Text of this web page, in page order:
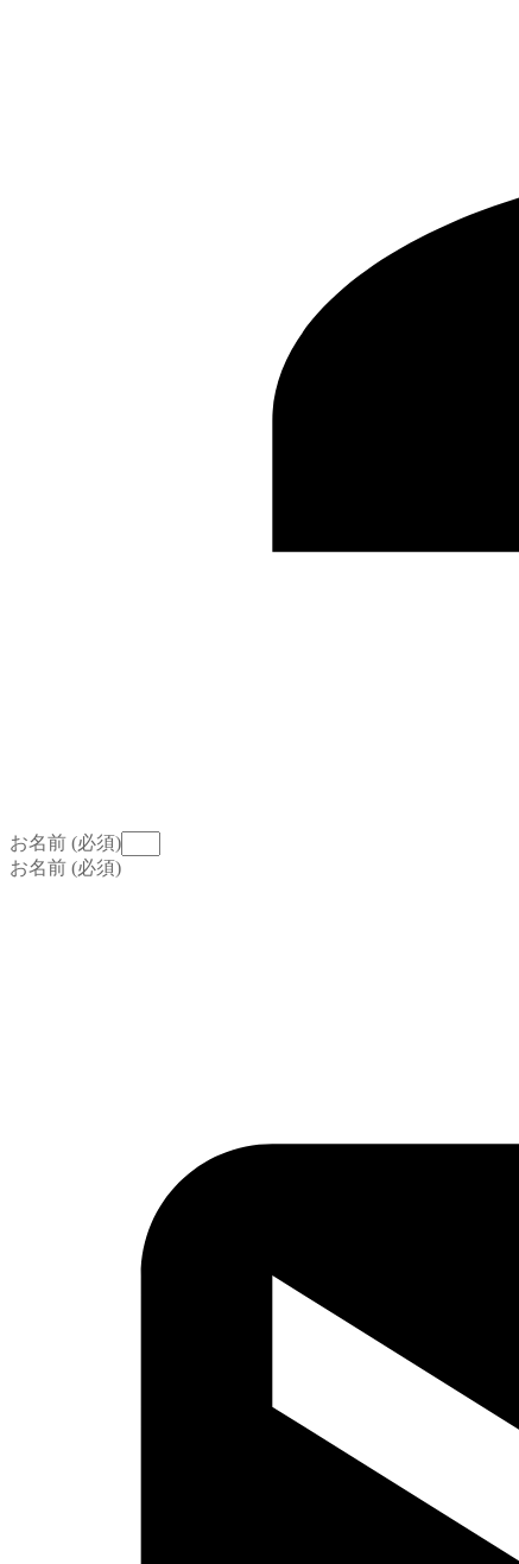
お名前 (必須)
お名前 (必須)